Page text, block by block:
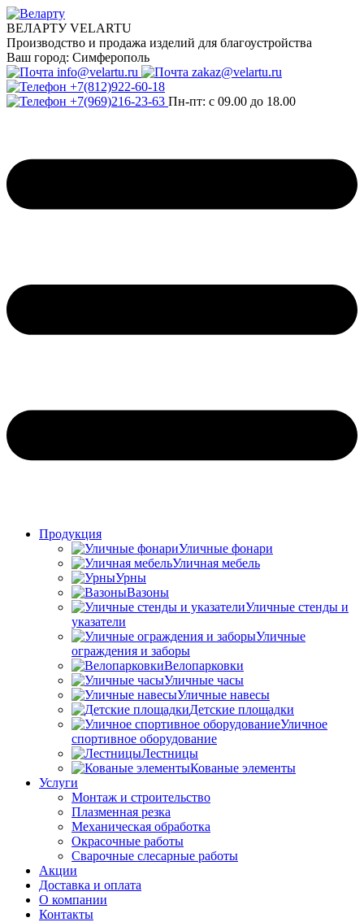
ВЕЛАРТУ VELARTU
Производство и продажа изделий для благоустройства
Ваш город: Симферополь
info@velartu.ru
zakaz@velartu.ru
+7(812)922-60-18
+7(969)216-23-63 Пн-пт: с 09.00 до 18.00
Продукция
Уличные фонари
Уличная мебель
Урны
Вазоны
Уличные стенды и
указатели
Уличные
ограждения и заборы
Велопарковки
Уличные часы
Уличные навесы
Детские площадки
Уличное
спортивное оборудование
Лестницы
Кованые элементы
Услуги
Монтаж и строительство
Плазменная резка
Механическая обработка
Окрасочные работы
Сварочные слесарные работы
Акции
Доставка и оплата
О компании
Контакты